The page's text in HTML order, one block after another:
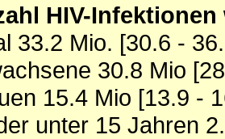
HIV-
33.2 Mio. [30.6 -
30.8 Mio
15.4 Mio [13.9 -
unter 15 Jahren